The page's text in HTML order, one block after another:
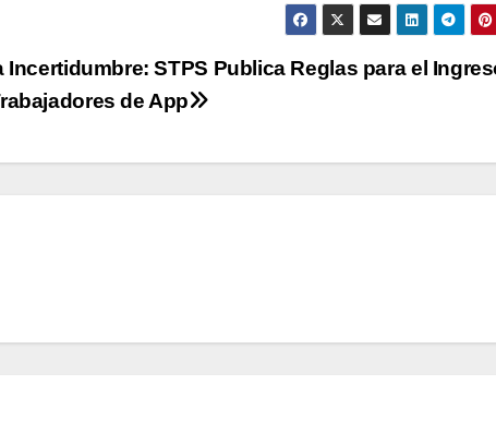
Incertidumbre: STPS Publica Reglas para el
de App